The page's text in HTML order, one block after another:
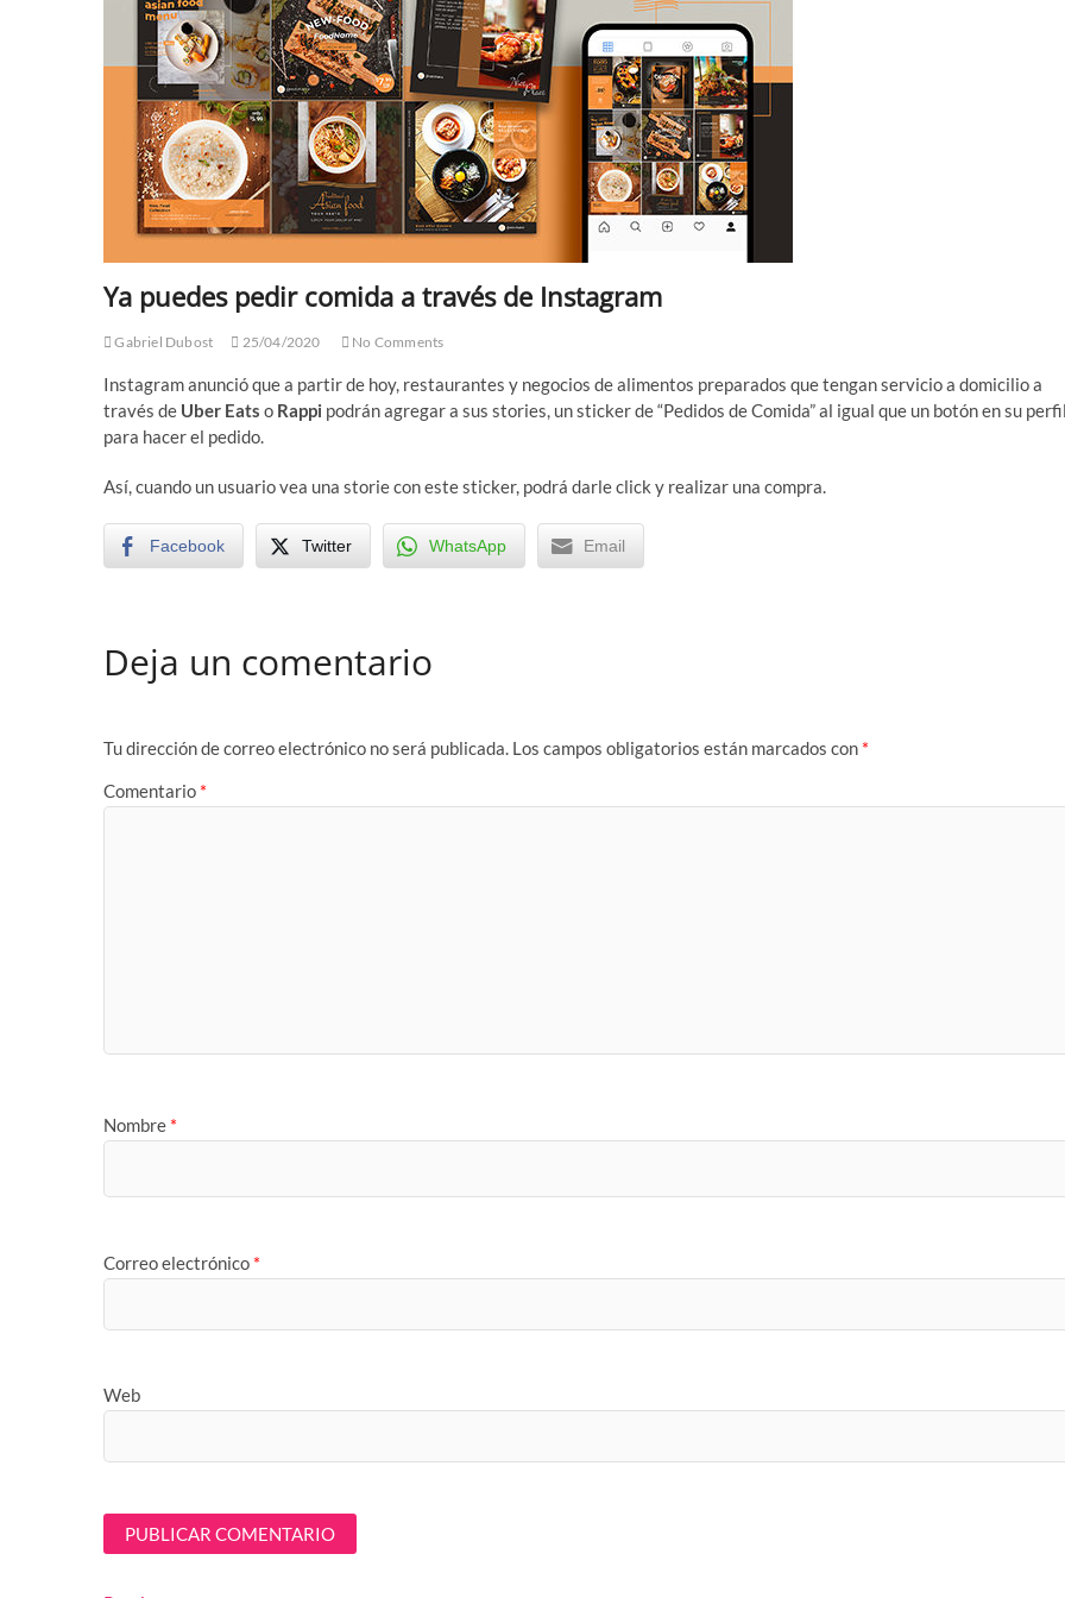
Ya puedes pedir comida a través de Instagram
Gabriel Dubost 25/04/2020 No Comments
Instagram anunció que a partir de hoy, restaurantes y negocios de alimentos preparados que tengan servicio a domicilio a
través de Uber Eats o Rappi podrán agregar a sus stories, un sticker de “Pedidos de Comida” al igual que un botón en su
para hacer el pedido.
Así, cuando un usuario vea una storie con este sticker, podrá darle click y realizar una compra.
Facebook Twitter WhatsApp Email
Deja un comentario
Tu dirección de correo electrónico no será publicada. Los campos obligatorios están marcados con *
Comentario *
Nombre *
Correo electrónico *
Web